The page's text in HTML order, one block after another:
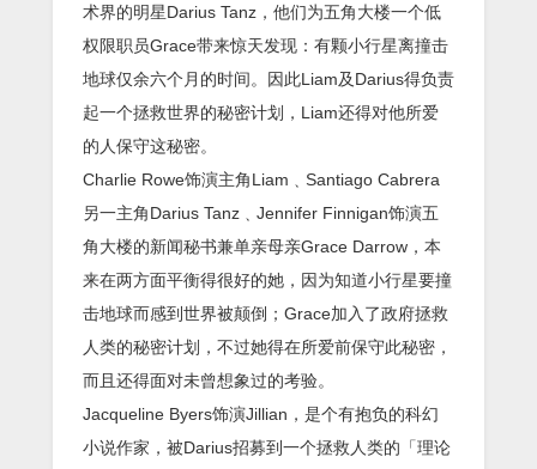
术界的明星Darius Tanz，他们为五角大楼一个低
权限职员Grace带来惊天发现：有颗小行星离撞击
地球仅余六个月的时间。因此Liam及Darius得负责
起一个拯救世界的秘密计划，Liam还得对他所爱
的人保守这秘密。
Charlie Rowe饰演主角Liam﹑Santiago Cabrera
另一主角Darius Tanz﹑Jennifer Finnigan饰演五
角大楼的新闻秘书兼单亲母亲Grace Darrow，本
来在两方面平衡得很好的她，因为知道小行星要撞
击地球而感到世界被颠倒；Grace加入了政府拯救
人类的秘密计划，不过她得在所爱前保守此秘密，
而且还得面对未曾想象过的考验。
Jacqueline Byers饰演Jillian，是个有抱负的科幻
小说作家，被Darius招募到一个拯救人类的「理论